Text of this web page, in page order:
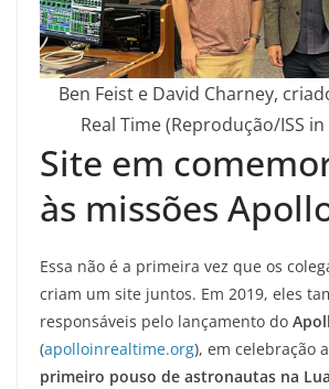
Ben Feist e David Charney,
Real Time (Reprodução/ISS in
Site em
às missões
Essa não é a primeira vez que os
criam um site juntos. Em 2019, eles
responsáveis pelo lançamento do
(apolloinrealtime.org), em celebração
primeiro pouso de astronautas na Lua